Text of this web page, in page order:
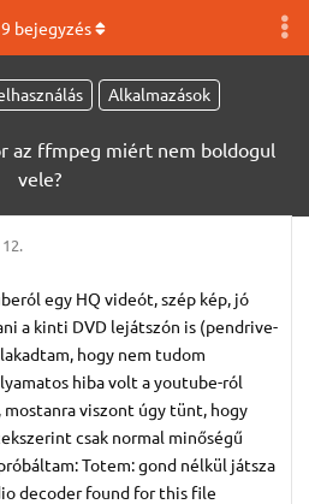
Alkalmazások
az ffmpeg miért nem boldogul
vele?
9 bejegyzés
egy HQ videót, szép kép, jó
a kinti DVD lejátszón is (pendrive-
hogy nem tudom
hiba volt a youtube-ról
viszont úgy tünt, hogy
csak normal minőségű
Totem: gond nélkül játsza
decoder found for this file